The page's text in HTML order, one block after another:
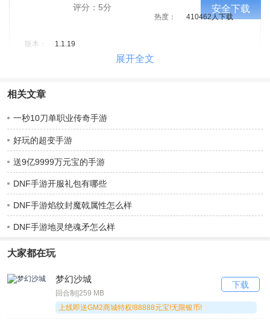
评分：5分
热度： 410462人下载
版本： 1.1.19
安全下载
评语：上线即领V11，私银28888两!
剑决天下
剑决天下
评分：5分
版本： 1.0.0
大小：
评语：上线送VIP6，永久白银仙尊卡，绑元*38888
魔剑侠缘
相关文章
一秒10刀单职业传奇手游
好玩的超变手游
送9亿9999万元宝的手游
DNF手游开服礼包有哪些
DNF手游焰纹封魔戟属性怎么样
DNF手游地灵绝魂矛怎么样
大家都在玩
梦幻沙城
回合制|259 MB
上线即送GM2商城特权!88888元宝!无限银币!
下载